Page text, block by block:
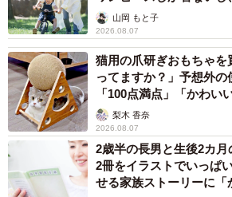
へんが…
山岡 もと子
2026.08.07
猫用の爪研ぎおもちゃ
ってますか？」予想外
「100点満点」「かわい
梨木 香奈
2026.08.07
2歳半の長男と生後2カ
2冊をイラストでいっぱ
せる家族ストーリーに「